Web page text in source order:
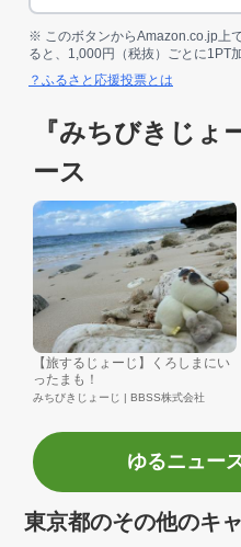
※ このボタンからAmazon.co.jp上
ると、1,000円（税抜）ごとに1PT
？ふるさと応援投票とは
『みちびきじょ
ース
【旅するじょーじ】くろしまにい
ったまも！
みちびきじょーじ | BBSS株式会社
ゆるニュー
東京都のその他のキ